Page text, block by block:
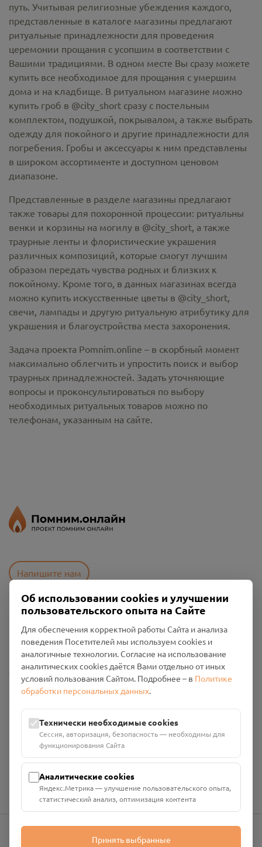
путь. Учитывая религиозные убеждения каждого,
представленные в каталоге магазины предлагают
ритуальные принадлежности для проведения
церемонии прощания с усопшим в соответствии с
Вашими традициями. В одном месте Вы сразу можете
купить все необходимое для прощания с умершим
дома и на кладбище. В ритуальном магазине можно
купить гроб в @city_short сразу с постельным
комплектом, подушкой, покрывалом, а также выбрать
одежду для покойного и другие принадлежности для
погребения. Гробы и аксессуары к ним представлены
в широком ассортименте и доступном ценовом
диапазоне.
Представленные в разделе магазины предлагают
также товары для похоронной процессии: ритуальны
венки и корзины на могилу в @city_short, а также
траурные ленты и флористические украшения
различных композиций, которые смогут лучшим
образом передать чувства родных и близких к
покойному. Кроме того, в данных магазинах всегда
можно купить искусственные цветы в @city_short,
свечи, лампады и другую ритуальную атрибутику для
украшения и благоустройства места захоронения.
Задача проекта Pomnim.online – в скорбный момент
максимально облегчить и упростить поиск и выбор
траурных принадлежностей. Задать уточняющие
вопросы и проконсультироваться по выбору
необходимых ритуальных товаров можно по
телефонам, указанным на сайте.
Напишите нам
Политика конфиденциальности
Промо-материалы
Настройки cookies
Общество с ограниченной ответственностью «Смоленский
Проект Помним»
ИНН: 6700029207 ОГРН: 1256700001986
Юридический адрес: 216790, Смоленская область, р-н
Руднянский, г. Рудня, улица Западная, д. 26А, пом. 18
Номер счёта: 40702810901130004287 в АО "АЛЬФА-БАНК"
Об использовании cookies и улучшении
пользовательского опыта на Сайте
Для обеспечения корректной работы Сайта и анализа
поведения Посетителей мы используем cookies и
аналогичные технологии. Согласие на использование
аналитических cookies даётся Вами отдельно от иных
условий пользования Сайтом. Подробнее – в Политике
обработки персональных данных.
Технически необходимые cookies
Сессия, авторизация, безопасность — необходимы для
функционирования Сайта
Аналитические cookies
Яндекс.Метрика — улучшение пользовательского опыта,
статистический анализ, оптимизация контента
Принять выбранные